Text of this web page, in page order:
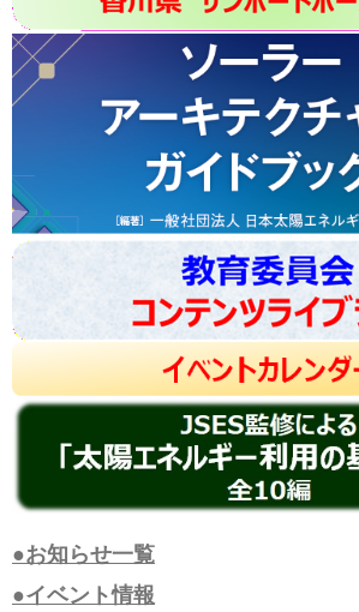
●お知らせ一覧
●イベント情報